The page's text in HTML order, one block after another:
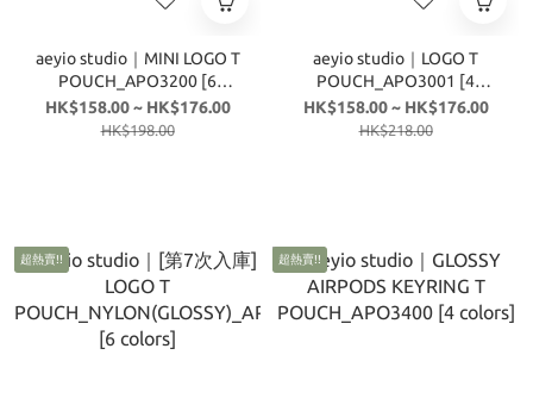
aeyio studio｜MINI LOGO T
POUCH_APO3200 [6
colors]
HK$158.00 ~ HK$176.00
HK$198.00
aeyio studio｜LOGO T
POUCH_APO3001 [4
colors]
HK$158.00 ~ HK$176.00
HK$218.00
超熱賣!! 超熱賣!!